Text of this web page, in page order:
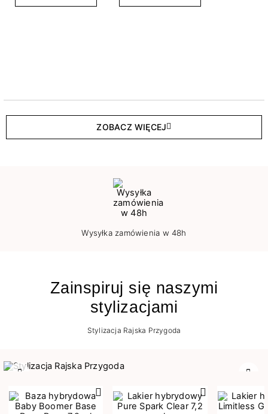
ZOBACZ WIĘCEJ
Wysyłka zamówienia w 48h
Zainspiruj się naszymi
stylizacjami
Stylizacja Rajska Przygoda